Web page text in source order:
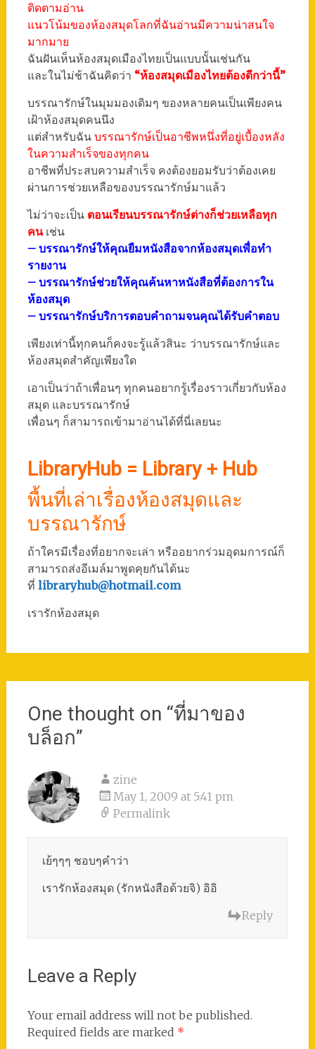
ติดตามอ่าน
แนวโน้มของห้องสมุดโลกที่ฉันอ่านมีความน่าสนใจ
มากมาย
ฉันฝันเห็นห้องสมุดเมืองไทยเป็นแบบนั้นเช่นกัน
และในไม่ช้าฉันคิดว่า “ห้องสมุดเมืองไทยต้องดีกว่านี้”
บรรณารักษ์ในมุมมองเดิมๆ ของหลายคนเป็นเพียงคน
เฝ้าห้องสมุดคนนึง
แต่สำหรับฉัน บรรณารักษ์เป็นอาชีพหนึ่งที่อยู่เบื้องหลัง
ในความสำเร็จของทุกคน
อาชีพที่ประสบความสำเร็จ คงต้องยอมรับว่าต้องเคย
ผ่านการช่วยเหลือของบรรณารักษ์มาแล้ว
ไม่ว่าจะเป็นตอนเรียนบรรณารักษ์ต่างก็ช่วยเหลือทุก
คนเช่น
– บรรณารักษ์ให้คุณยืมหนังสือจากห้องสมุดเพื่อทำ
รายงาน
– บรรณารักษ์ช่วยให้คุณค้นหาหนังสือที่ต้องการใน
ห้องสมุด
– บรรณารักษ์บริการตอบคำถามจนคุณได้รับคำตอบ
เพียงเท่านี้ทุกคนก็คงจะรู้แล้วสินะ ว่าบรรณารักษ์และ
ห้องสมุดสำคัญเพียงใด
เอาเป็นว่าถ้าเพื่อนๆ ทุกคนอยากรู้เรื่องราวเกี่ยวกับห้อง
สมุด และบรรณารักษ์
เพื่อนๆ ก็สามารถเข้ามาอ่านได้ที่นี่เลยนะ
LibraryHub = Library + Hub
พื้นที่เล่าเรื่องห้องสมุดและ
บรรณารักษ์
ถ้าใครมีเรื่องที่อยากจะเล่า หรืออยากร่วมอุดมการณ์ก็
สามารถส่งอีเมล์มาพูดคุยกันได้นะ
ที่ libraryhub@hotmail.com
เรารักห้องสมุด
One thought on “ที่มาของ
บล็อก”
zine
May 1, 2009 at 5:41 pm
Permalink
เย้ๆๆๆ ชอบๆคำว่า
เรารักห้องสมุด (รักหนังสือด้วยจิ) อิอิ
Reply
Leave a Reply
Your email address will not be published.
Required fields are marked *